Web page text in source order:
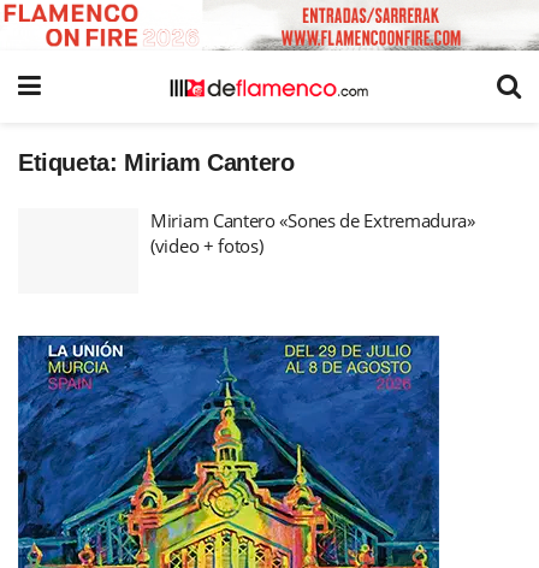
Etiqueta: Miriam Cantero
Miriam Cantero «Sones de Extremadura»
(video + fotos)